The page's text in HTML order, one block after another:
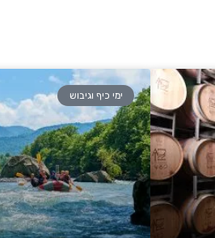
ימי כיף וגיבוש